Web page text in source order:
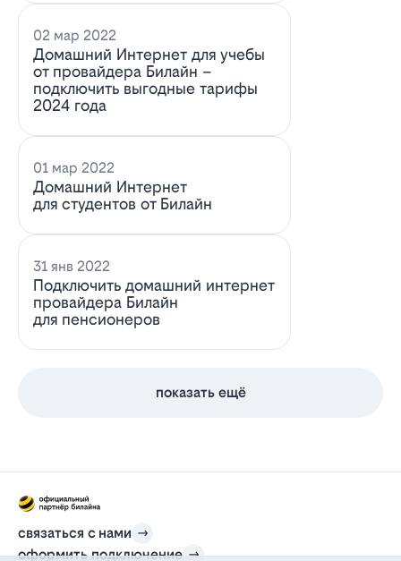
02 мар 2022
Домашний Интернет для учебы
от провайдера Билайн –
подключить выгодные тарифы
2024 года
01 мар 2022
Домашний Интернет
для студентов от Билайн
31 янв 2022
Подключить домашний интернет
провайдера Билайн
для пенсионеров
показать ещё
связаться с нами
оформить подключение